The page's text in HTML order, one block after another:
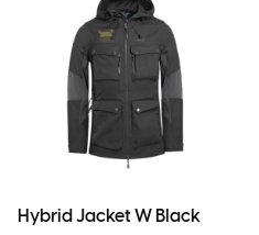
Hybrid Jacket W Black